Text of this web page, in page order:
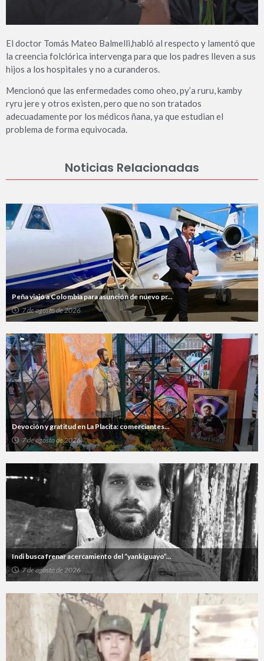
El doctor Tomás Mateo Balmelli,habló al respecto y lamentó que
la creencia folclórica intervenga para que los padres lleven a sus
hijos a los hospitales y no a curanderos.
Mencionó que las enfermedades como oheo, py’a ruru, kamby
ryru jere y otros existen, pero que no son tratados
adecuadamente por los médicos ñana, ya que estudian el
problema de forma equivocada.
Noticias Relacionadas
Peña viajó a Colombia para asunción de nuevo pr...
7 de agosto de 2026
Devoción y gratitud en La Placita: comerciantes...
7 de agosto de 2026
Indi busca frenar acercamiento del “yankiguayo”...
7 de agosto de 2026